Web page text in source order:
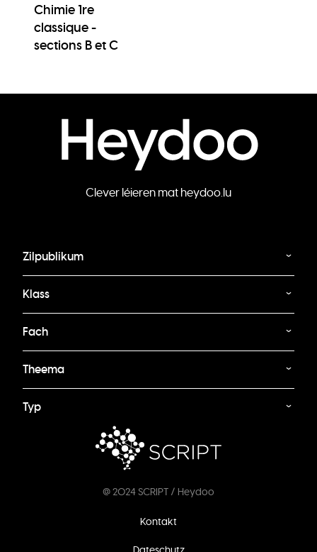
Chimie 1re
classique -
sections B et C
Clever léieren mat heydoo.lu
Zilpublikum
Klass
Fach
Theema
Typ
@ 2024 SCRIPT / Heydoo
Kontakt